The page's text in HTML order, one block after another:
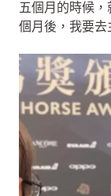
五個月的時候
個月後，我要去